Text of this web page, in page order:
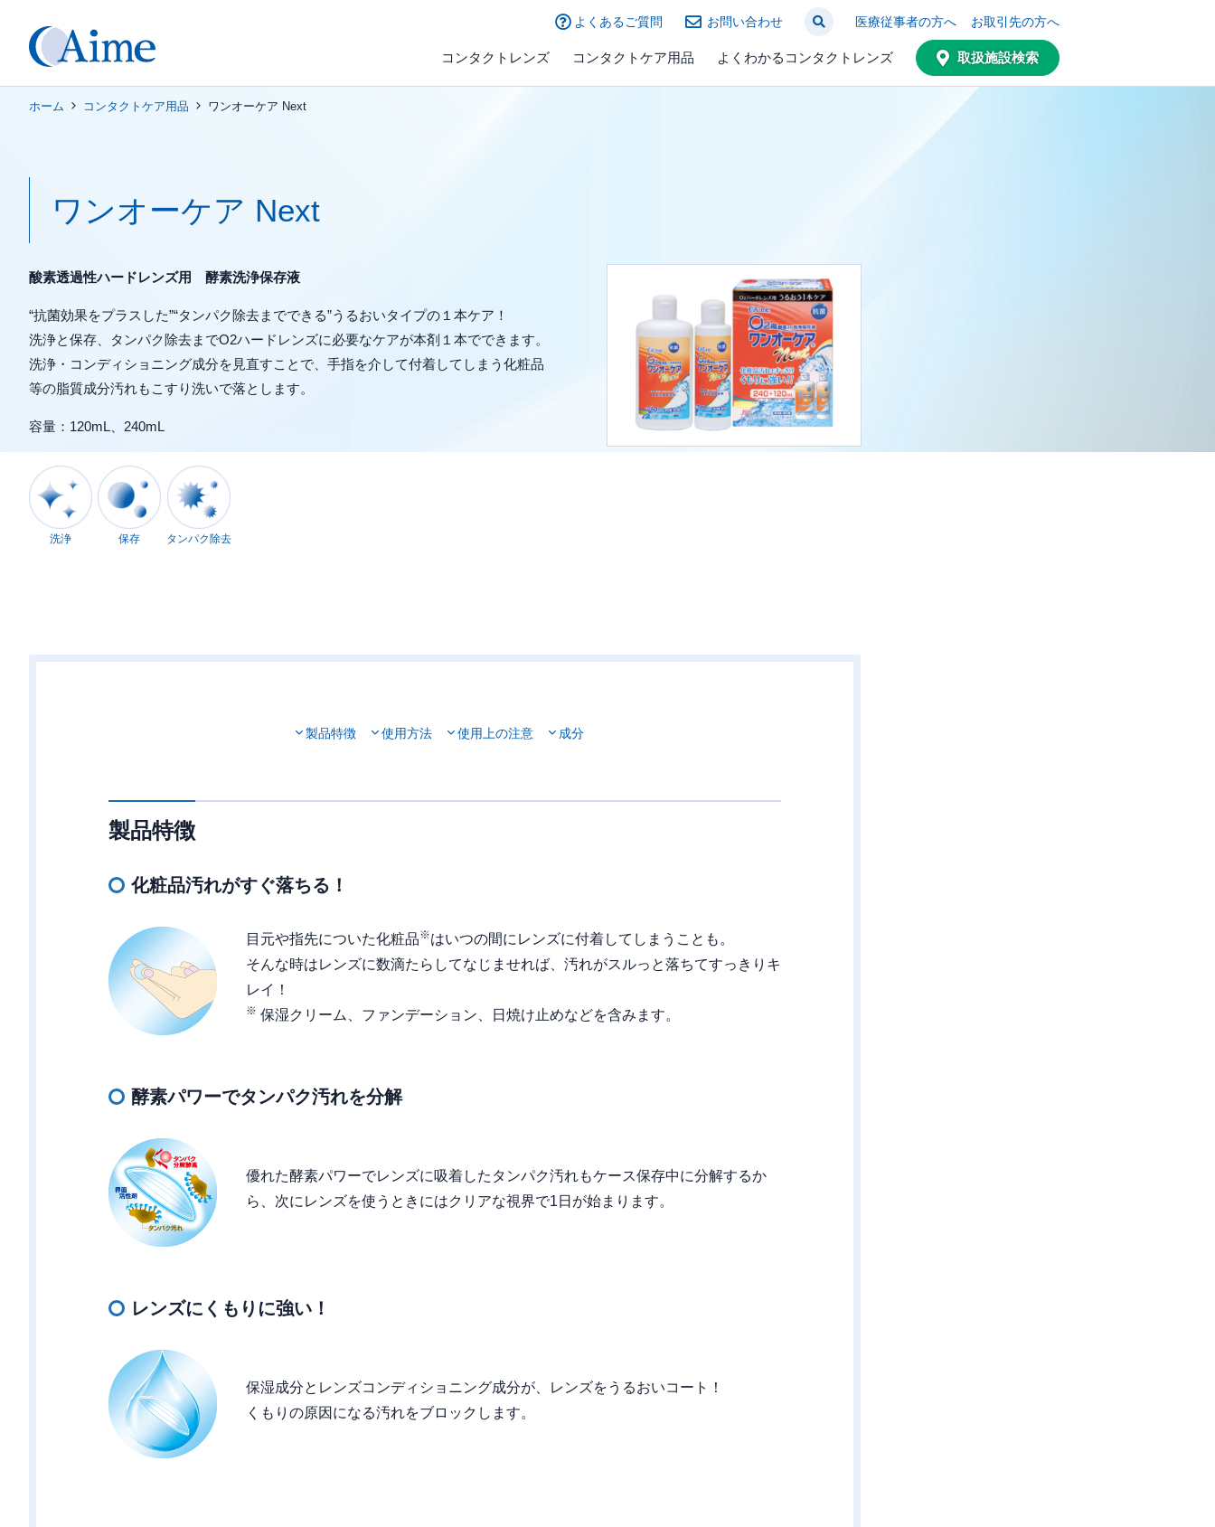
よくあるご質問 お問い合わせ 医療従事者の方へ お取引先の方へ
コンタクトレンズ コンタクトケア用品 よくわかるコンタクトレンズ 取扱施設検索
ホーム コンタクトケア用品 ワンオーケア Next
ワンオーケア Next
酸素透過性ハードレンズ用 酵素洗浄保存液
“抗菌効果をプラスした”“タンパク除去までできる”うるおいタイプの１本ケア！
洗浄と保存、タンパク除去までO2ハードレンズに必要なケアが本剤１本でできます。
洗浄・コンディショニング成分を見直すことで、手指を介して付着してしまう化粧品
等の脂質成分汚れもこすり洗いで落とします。
容量：120mL、240mL
洗浄 保存 タンパク除去
製品特徴 使用方法 使用上の注意 成分
製品特徴
化粧品汚れがすぐ落ちる！
目元や指先についた化粧品※はいつの間にレンズに付着してしまうことも。
そんな時はレンズに数滴たらしてなじませれば、汚れがスルっと落ちてすっきりキ
レイ！
※ 保湿クリーム、ファンデーション、日焼け止めなどを含みます。
酵素パワーでタンパク汚れを分解
優れた酵素パワーでレンズに吸着したタンパク汚れもケース保存中に分解するか
ら、次にレンズを使うときにはクリアな視界で1日が始まります。
レンズにくもりに強い！
保湿成分とレンズコンディショニング成分が、レンズをうるおいコート！
くもりの原因になる汚れをブロックします。